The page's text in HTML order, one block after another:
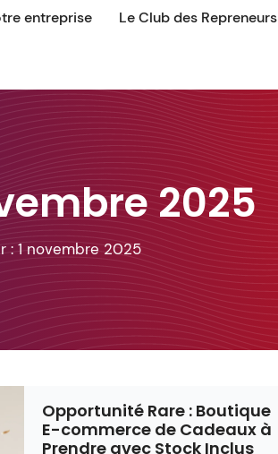
entreprise Le Club des Repreneurs
2025
: 1 novembre 2025
Opportunité Rare : Boutique
E-commerce de Cadeaux à
Prendre avec Stock Inclus